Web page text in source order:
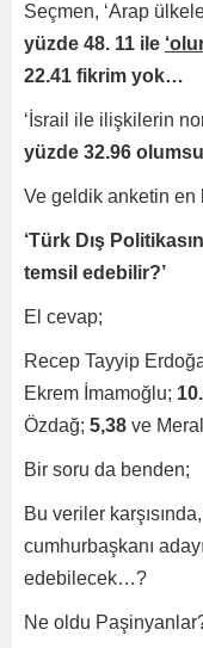
Seçmen, ‘Arap
yüzde 48. 11 ile
22.41 fikrim yok…
‘İsrail ile ilişkilerin
yüzde 32.96
Ve geldik anketin en
‘Türk Dış
temsil edebilir?’
El cevap;
Recep Tayyip
Ekrem İmamoğlu;
Özdağ; 5,38 ve
Bir soru da benden;
Bu veriler
cumhurbaşkanı
edebilecek…?
Ne oldu